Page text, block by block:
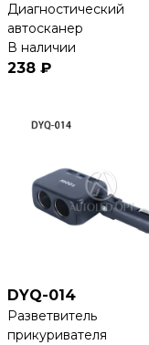
Диагностический
автосканер
В наличии
238 ₽
DYQ-014
Разветвитель
прикуривателя